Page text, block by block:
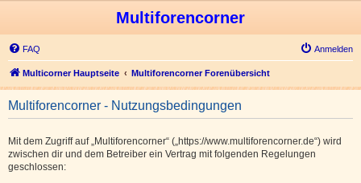
Multiforencorner
FAQ Anmelden
Multicorner Hauptseite Multiforencorner Forenübersicht
Multiforencorner - Nutzungsbedingungen
Mit dem Zugriff auf „Multiforencorner“ („https://www.multiforencorner.de“) wird
zwischen dir und dem Betreiber ein Vertrag mit folgenden Regelungen
geschlossen: